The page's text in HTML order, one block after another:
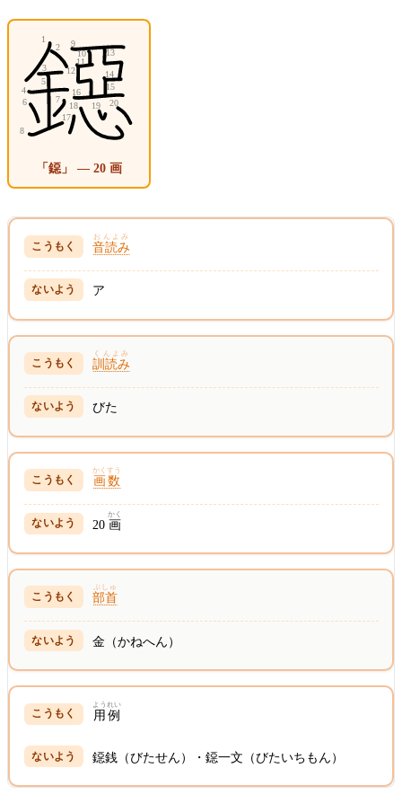
「鐚」 — 20 画
音読み
おんよみ
ア
訓読み
くんよみ
びた
画数
かくすう
20画
かく
部首
ぶしゅ
金（かねへん）
用例
ようれい
鐚銭（びたせん）・鐚一文（びたいちもん）